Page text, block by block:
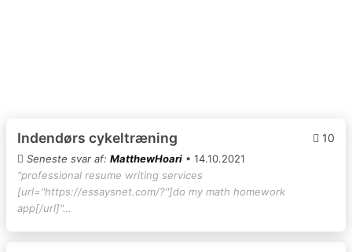
Indendørs cykeltræning 10
Seneste svar af: MatthewHoari • 14.10.2021
"professional resume writing services
[url="https://essaysnet.com/?"]do my math homework
app[/url]"…